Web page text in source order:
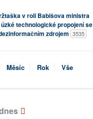
v roli Babišova ministra
technologické propojení se
zdrojem 3535
Měsíc Rok Vše